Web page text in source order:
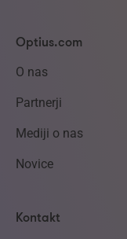
Optius.com
O nas
Partnerji
Mediji o nas
Novice
Kontakt